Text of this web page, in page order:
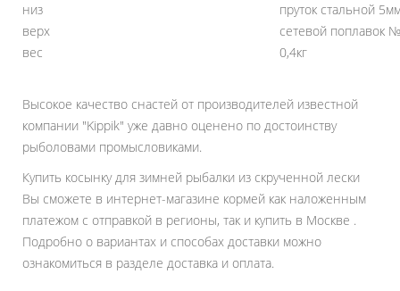
низ
пруток стальной
верх
сетевой поплавок
вес
0,4кг
Высокое качество снастей от производителей известной
компании "Kippik" уже давно оценено по достоинству
рыболовами промысловиками.
Купить косынку для зимней рыбалки из скрученной лески
Вы сможете в интернет-магазине кормей как наложенным
платежом с отправкой в регионы, так и купить в Москве .
Подробно о вариантах и способах доставки можно
ознакомиться в разделе доставка и оплата.